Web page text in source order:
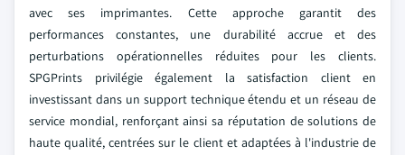
avec ses imprimantes. Cette approche garantit des
performances constantes, une durabilité accrue et des
perturbations opérationnelles réduites pour les clients.
SPGPrints privilégie également la satisfaction client en
investissant dans un support technique étendu et un réseau de
service mondial, renforçant ainsi sa réputation de solutions de
haute qualité, centrées sur le client et adaptées à l'industrie de